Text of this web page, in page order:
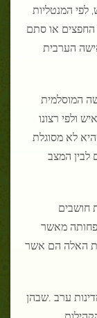
המנטליות
או סתם
הערבית
המוסלמית
ולפי רצונו
לא מסוגלת
לבין המצב
חושבים
מאשר
האלה הם אשר
ערב .שבהן